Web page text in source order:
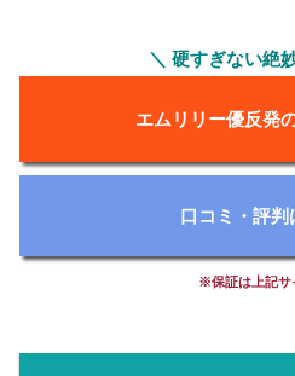
＼ 硬すぎない絶
エムリリー優反発
口コミ・評判
※保証は上記サ